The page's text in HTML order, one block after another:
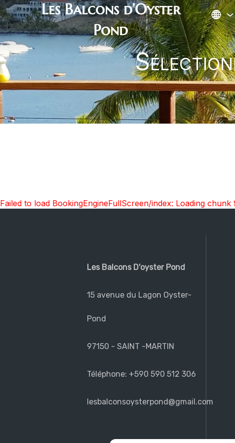
Les Balcons d’Oyster
Pond
Failed to load BookingEngineFullScreen/index: Loading
Les Balcons D'oyster Pond
15 avenue du Lagon Oyster-
Pond
97150 - SAINT -MARTIN
Téléphone: +590 590 512 306
lesbalconsoysterpond@gmail.com